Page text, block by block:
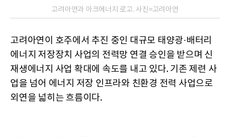
고려아연과 아크에너지 로고. 사진=고려아연
고려아연이 호주에서 추진 중인 대규모 태양광·배터리
에너지 저장장치 사업의 전력망 연결 승인을 받으며 신
재생에너지 사업 확대에 속도를 내고 있다. 기존 제련 사
업을 넘어 에너지 저장 인프라와 친환경 전력 사업으로
외연을 넓히는 흐름이다.